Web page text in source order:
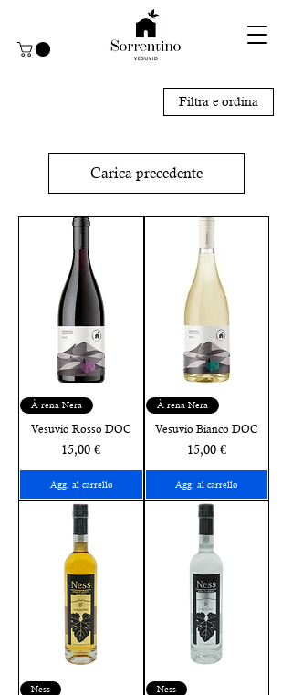
Filtra e ordina
Carica precedente
À rena Nera
Vesuvio Rosso DOC
Prezzo
15,00 €
Agg. al carrello
À rena Nera
Vesuvio Bianco DOC
Prezzo
15,00 €
Agg. al carrello
Ness Ness